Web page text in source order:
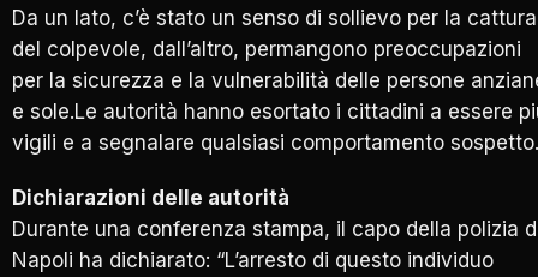
Da un lato, c’è stato un senso di sollievo per la cattura
del colpevole, dall’altro, permangono preoccupazioni
per la sicurezza e la vulnerabilità delle persone
e sole.Le autorità hanno esortato i cittadini a essere
vigili e a segnalare qualsiasi comportamento sospetto.
Dichiarazioni delle autorità
Durante una conferenza stampa, il capo della polizia
Napoli ha dichiarato: “L’arresto di questo individuo